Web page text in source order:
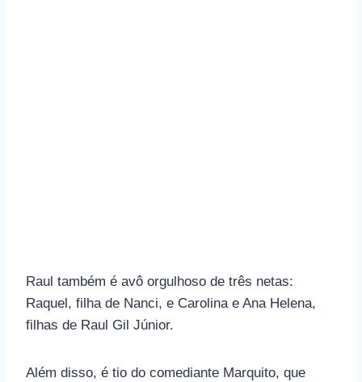
Raul também é avô orgulhoso de três netas:
Raquel, filha de Nanci, e Carolina e Ana Helena,
filhas de Raul Gil Júnior.
Além disso, é tio do comediante Marquito, que